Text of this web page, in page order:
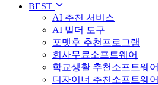
BEST
AI 추천 서비스
AI 빌더 도구
포맷후 추천프로그램
회사무료소프트웨어
학교생활 추천소프트웨어
디자이너 추천소프트웨어